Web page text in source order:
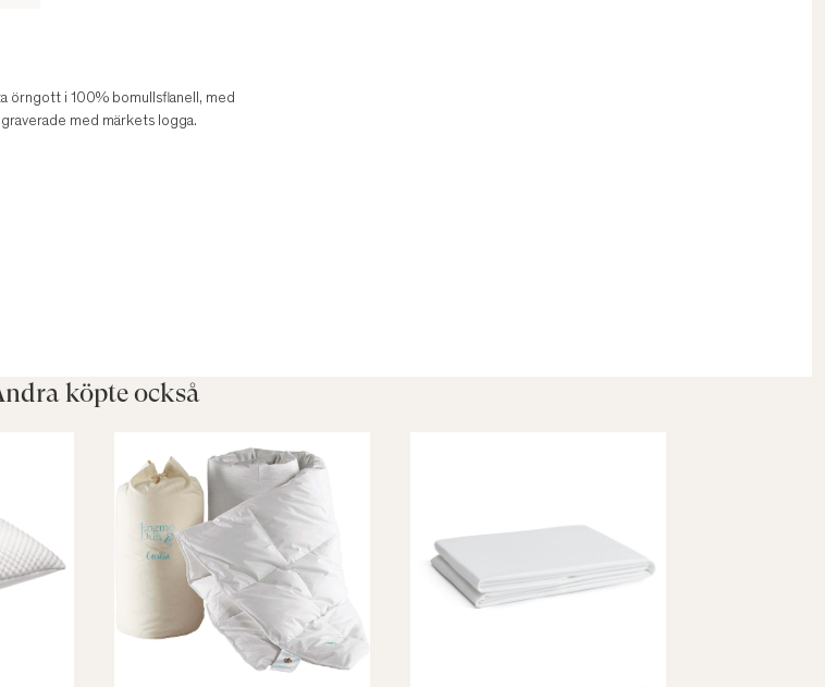
örngott i 100% bomullsflanell, med
med märkets logga.
köpte också